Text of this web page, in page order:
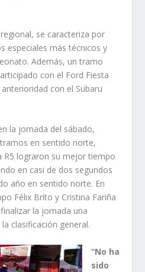
se caracteriza por
especiales más técnicos y
Además, un tramo
con el Ford Fiesta
con el Subaru
la jornada del sábado,
en sentido norte,
R5 lograron su mejor tiempo
en casi de dos segundos
año en sentido norte. En
Félix Brito y Cristina Fariña
la jornada una
clasificación general.
“No ha
sido